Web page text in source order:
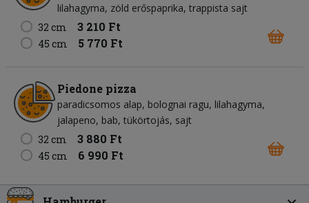
lilahagyma zöld erőspaprika trappista sajt
32 cm
3 210 Ft
45 cm 5 770 Ft
Piedone pizza
paradicsomos alap bolognai ragu lilahagyma
jalapeno bab tükörtojás sajt
32 cm
3 880 Ft
45 cm 6 990 Ft